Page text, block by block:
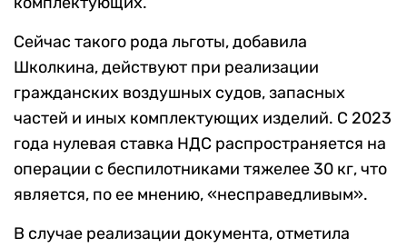
Сейчас такого рода льготы, добавила
Школкина, действуют при реализации
гражданских воздушных судов, запасных
частей и иных комплектующих изделий. С 2023
года нулевая ставка НДС распространяется на
операции с беспилотниками тяжелее 30 кг, что
является, по ее мнению, «несправедливым».
В случае реализации документа, отметила